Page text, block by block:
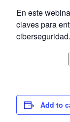
En este
claves para
ciberseguridad.
Add to